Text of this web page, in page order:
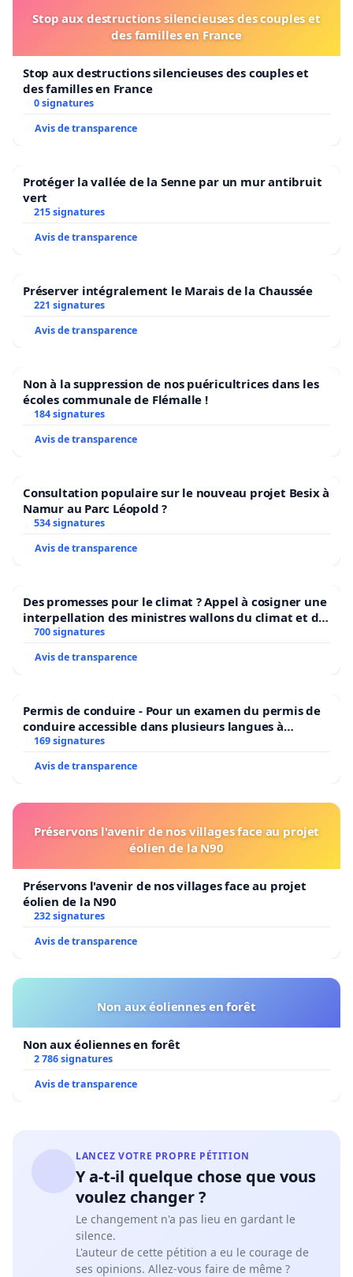
Stop aux destructions silencieuses des couples et
des familles en France
Stop aux destructions silencieuses des couples et
des familles en France
0 signatures
Avis de transparence
Protéger la vallée de la Senne par un mur antibruit
vert
215 signatures
Avis de transparence
Préserver intégralement le Marais de la Chaussée
221 signatures
Avis de transparence
Non à la suppression de nos puéricultrices dans les
écoles communale de Flémalle !
184 signatures
Avis de transparence
Consultation populaire sur le nouveau projet Besix à
Namur au Parc Léopold ?
534 signatures
Avis de transparence
Des promesses pour le climat ? Appel à cosigner une
interpellation des ministres wallons du climat et de
l’environnement.
700 signatures
Avis de transparence
Permis de conduire - Pour un examen du permis de
conduire accessible dans plusieurs langues à
Bruxelles
169 signatures
Avis de transparence
Préservons l'avenir de nos villages face au projet
éolien de la N90
Préservons l'avenir de nos villages face au projet
éolien de la N90
232 signatures
Avis de transparence
Non aux éoliennes en forêt
Non aux éoliennes en forêt
2 786 signatures
Avis de transparence
LANCEZ VOTRE PROPRE PÉTITION
Y a-t-il quelque chose que vous
voulez changer ?
Le changement n'a pas lieu en gardant le
silence.
L'auteur de cette pétition a eu le courage de
ses opinions. Allez-vous faire de même ?